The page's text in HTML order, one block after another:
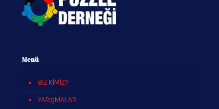
Menü
BİZ KİMİZ?
YARIŞMALAR